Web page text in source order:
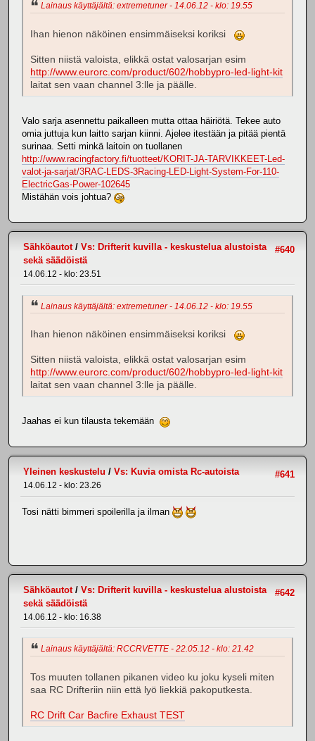
Lainaus käyttäjältä: extremetuner - 14.06.12 - klo: 19.55
Ihan hienon näköinen ensimmäiseksi koriksi
Sitten niistä valoista, elikkä ostat valosarjan esim
http://www.eurorc.com/product/602/hobbypro-led-light-kit
laitat sen vaan channel 3:lle ja päälle.
Valo sarja asennettu paikalleen mutta ottaa häiriötä. Tekee auto
omia juttuja kun laitto sarjan kiinni. Ajelee itestään ja pitää pientä
surinaa. Setti minkä laitoin on tuollanen
http://www.racingfactory.fi/tuotteet/KORIT-JA-TARVIKKEET-Led-
valot-ja-sarjat/3RAC-LEDS-3Racing-LED-Light-System-For-110-
ElectricGas-Power-102645
Mistähän vois johtua?
#640
Sähköautot/ Vs: Drifterit kuvilla - keskustelua alustoista
sekä säädöistä
14.06.12 - klo: 23.51
Lainaus käyttäjältä: extremetuner - 14.06.12 - klo: 19.55
Ihan hienon näköinen ensimmäiseksi koriksi
Sitten niistä valoista, elikkä ostat valosarjan esim
http://www.eurorc.com/product/602/hobbypro-led-light-kit
laitat sen vaan channel 3:lle ja päälle.
Jaahas ei kun tilausta tekemään
#641
Yleinen keskustelu / Vs: Kuvia omista Rc-autoista
14.06.12 - klo: 23.26
Tosi nätti bimmeri spoilerilla ja ilman
#642
Sähköautot/ Vs: Drifterit kuvilla - keskustelua alustoista
sekä säädöistä
14.06.12 - klo: 16.38
Lainaus käyttäjältä: RCCRVETTE - 22.05.12 - klo: 21.42
Tos muuten tollanen pikanen video ku joku kyseli miten
saa RC Drifteriin niin että lyö liekkiä pakoputkesta.
RC Drift Car Bacfire Exhaust TEST